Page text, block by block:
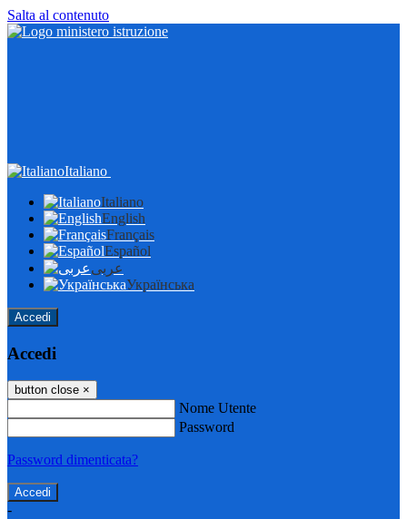
Salta al contenuto
Italiano
Italiano
English
Français
Español
عربى
Українська
Accedi
Accedi
button close ×
Nome Utente
Password
Password dimenticata?
-